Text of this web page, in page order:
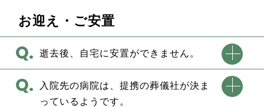
お迎え・ご安置
逝去後、自宅に安置ができません。
入院先の病院は、提携の葬儀社が決ま
っているようです。